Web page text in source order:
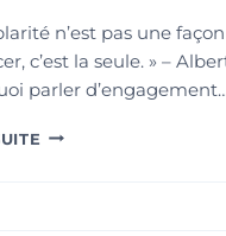
n’est pas une façon
c’est la seule. » –
parler
L’ENGAGEMENT